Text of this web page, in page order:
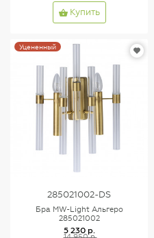
Купить
Уцененный
285021002-DS
Бра MW-Light Альгеро
285021002
5 230 р.